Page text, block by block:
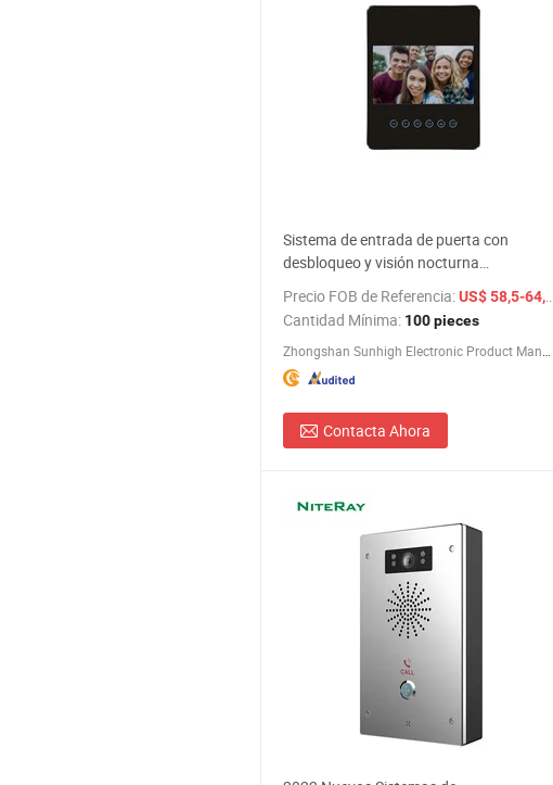
Sistema de entrada de puerta con
desbloqueo y visión nocturna
videoportero para villa
Precio FOB de Referencia:US$ 58,5-64,5
Cantidad Mínima: 100 pieces
Contacta Ahora